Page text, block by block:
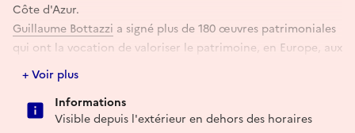
Côte d'Azur.
Guillaume Bottazzi a signé plus de 180 œuvres patrimoniales
qui ont la vocation de valoriser le patrimoine, en Europe, aux
Etats-Unis, en Chine et au Japon, commandées par des villes,
des musées et des architectes. Elles s’inscrivent au
patrimoine architectural des lieux où elles se situent.
Cette initiative intervient alors que l'Union Européenne et la
+ Voir plus
Informations
Visible depuis l'extérieur en dehors des horaires